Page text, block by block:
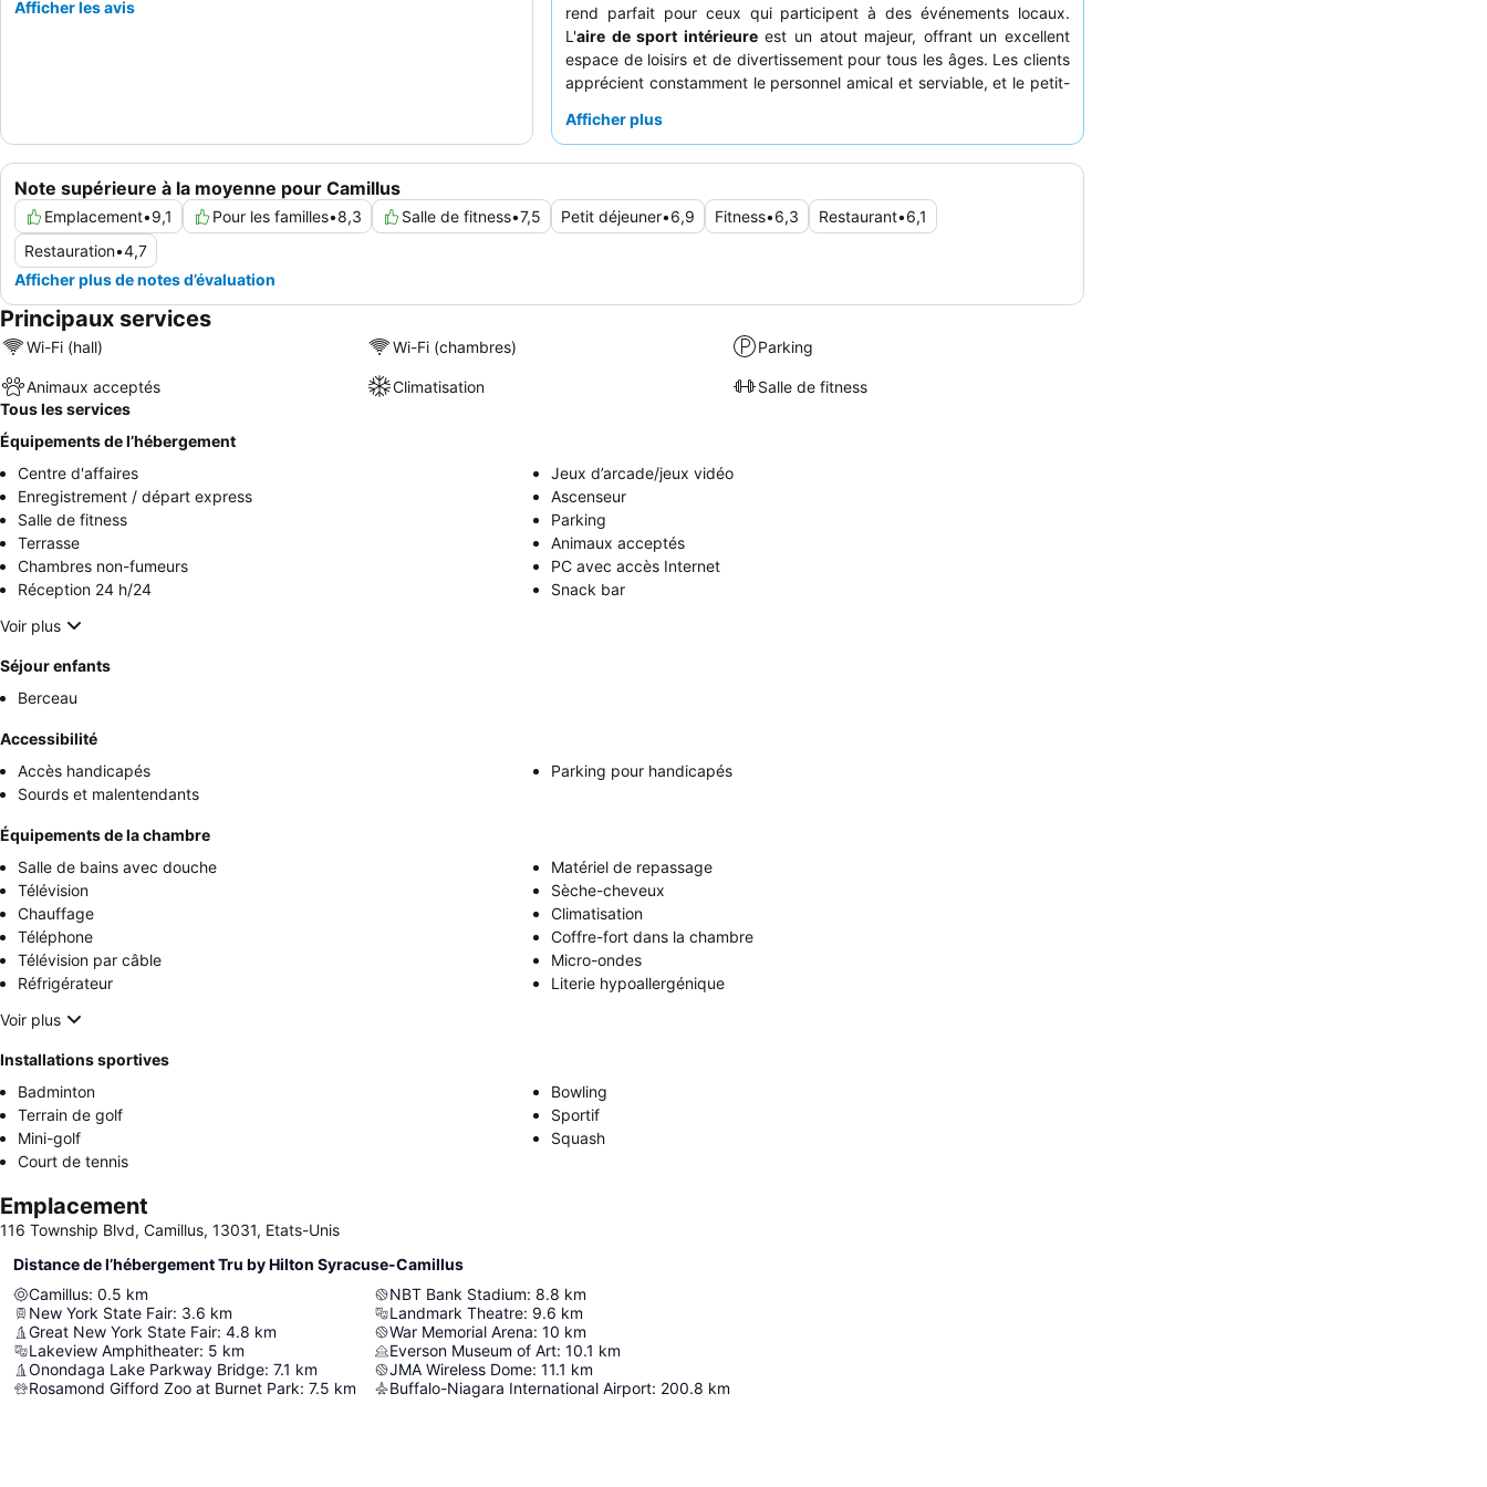
rend parfait pour ceux qui participent à des événements locaux.
L'aire de sport intérieureest un atout majeur, offrant un excellent
espace de loisirs et de divertissement pour tous les âges. Les clients
apprécient constamment le personnel amical et serviable, et le petit-
commentaires positifs. Pour une expérience plus calme, les clients
Afficher plus
Note supérieure à la moyenne pour Camillus
Emplacement•9,1 Pour les familles•8,3 Salle de fitness•7,5 Petit déjeuner•6,9 Fitness•6,3 Restaurant•6,1
Restauration•4,7
Afficher plus de notes d’évaluation
Afficher les avis
Principaux services
Wi-Fi (hall) Wi-Fi (chambres) Parking
Animaux acceptés Climatisation
Salle de fitness
Tous les services
Équipements de l’hébergement
Centre d'affaires
Jeux d’arcade/jeux vidéo
Enregistrement / départ express
Ascenseur
Salle de fitness
Parking
Terrasse
Animaux acceptés
Chambres non-fumeurs
PC avec accès Internet
Réception 24 h/24
Snack bar
Voir plus
Séjour enfants
Berceau
Accessibilité
Accès handicapés
Parking pour handicapés
Sourds et malentendants
Équipements de la chambre
Salle de bains avec douche
Matériel de repassage
Télévision
Sèche-cheveux
Chauffage
Climatisation
Téléphone
Coffre-fort dans la chambre
Télévision par câble
Micro-ondes
Réfrigérateur
Literie hypoallergénique
Voir plus
Installations sportives
Badminton
Bowling
Terrain de golf
Sportif
Mini-golf
Squash
Court de tennis
Emplacement
116 Township Blvd, Camillus, 13031, Etats-Unis
Distance de l’hébergement Tru by Hilton Syracuse-Camillus
Camillus: 0.5 km
New York State Fair: 3.6 km
Great New York State Fair: 4.8 km
Lakeview Amphitheater: 5 km
Onondaga Lake Parkway Bridge: 7.1 km
Rosamond Gifford Zoo at Burnet Park: 7.5 km
NBT Bank Stadium: 8.8 km
Landmark Theatre: 9.6 km
War Memorial Arena: 10 km
Everson Museum of Art: 10.1 km
JMA Wireless Dome: 11.1 km
Buffalo-Niagara International Airport: 200.8 km